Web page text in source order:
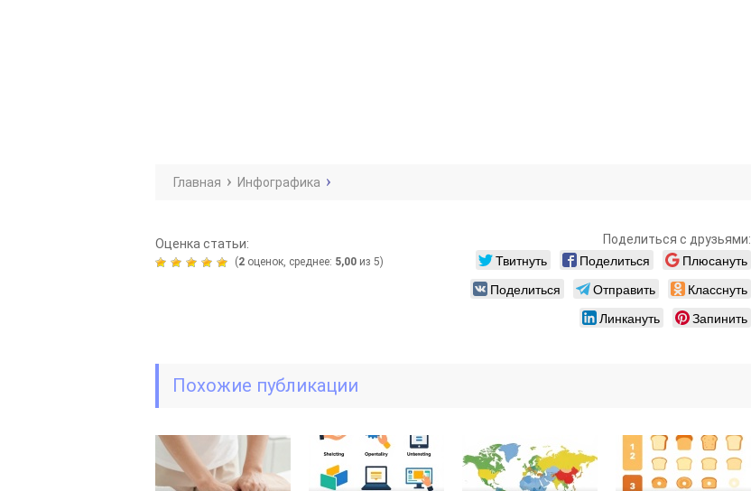
Главная Инфографика
Оценка статьи:
(2 оценок, среднее: 5,00 из 5)
Поделиться с друзьями:
Твитнуть Поделиться
Плюсануть
Поделиться
Отправить
Класснуть
Линкануть
Запинить
Похожие публикации